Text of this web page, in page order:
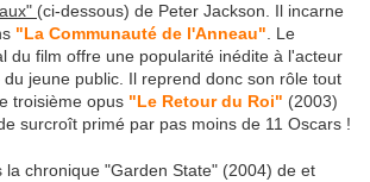
(ci-dessous) de Peter Jackson. Il incarne
"La Communauté de l'Anneau". Le
du film offre une popularité inédite à l'acteur
jeune public. Il reprend donc son rôle tout
troisième opus "Le Retour du Roi" (2003)
surcroît primé par pas moins de 11 Oscars !
la chronique "Garden State" (2004) de et